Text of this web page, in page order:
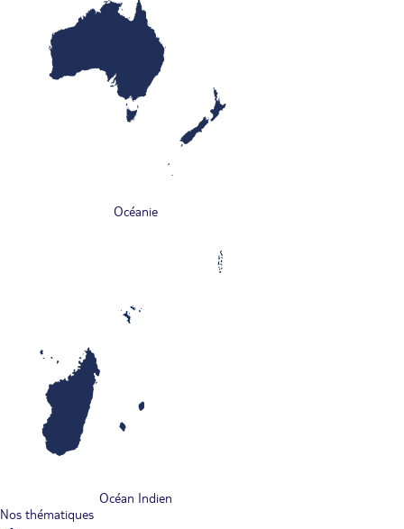
Océanie
Océan Indien
Nos thématiques